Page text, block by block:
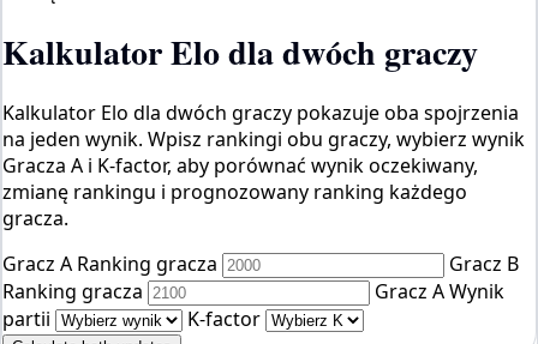
Kalkulator Elo dla dwóch graczy
Kalkulator Elo dla dwóch graczy pokazuje oba spojrzenia
na jeden wynik. Wpisz rankingi obu graczy, wybierz wynik
Gracza A i K-factor, aby porównać wynik oczekiwany,
zmianę rankingu i prognozowany ranking każdego
gracza.
Gracz A Ranking gracza
Gracz B
Ranking gracza
Gracz A Wynik
partii
K-factor